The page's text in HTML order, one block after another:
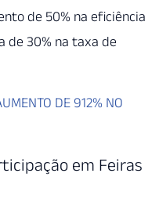
de 50% na eficiência
de 30% na taxa de
DE 912% NO
em Feiras